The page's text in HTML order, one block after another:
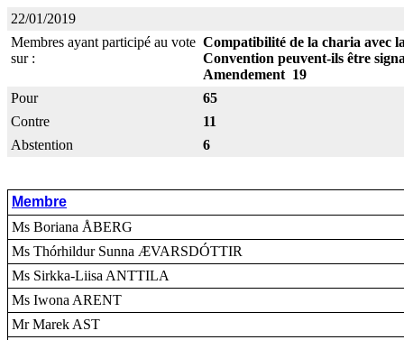
22/01/2019
Membres ayant participé au vote
sur :
Compatibilité de la charia avec
Convention peuvent-ils être
Amendement 19
Pour
65
Contre
11
Abstention
6
Membre
Ms Boriana ÅBERG
Ms Thórhildur Sunna ÆVARSDÓTTIR
Ms Sirkka-Liisa ANTTILA
Ms Iwona ARENT
Mr Marek AST